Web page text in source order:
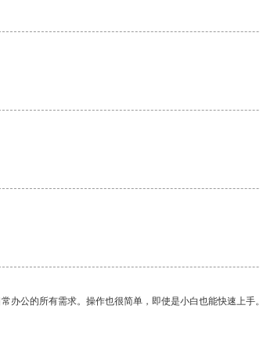
公的所有需求。操作也很简单，即使是小白也能快速上手。